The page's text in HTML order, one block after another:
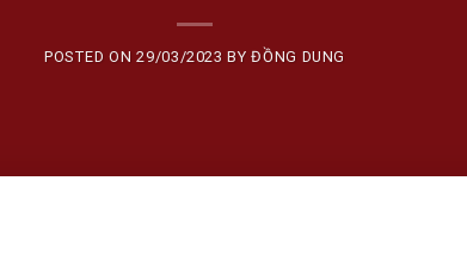
POSTED ON29/03/2023 BYĐỒNG DUNG